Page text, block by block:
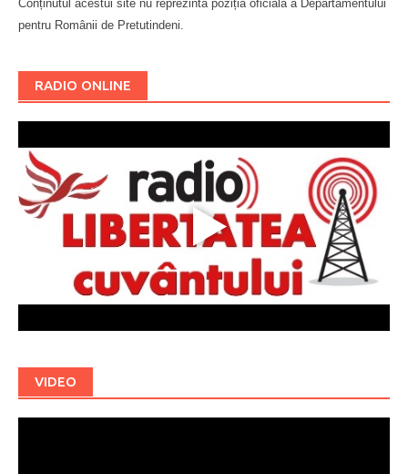
Conținutul acestui site nu reprezintă poziția oficială a Departamentului
pentru Românii de Pretutindeni.
RADIO ONLINE
VIDEO